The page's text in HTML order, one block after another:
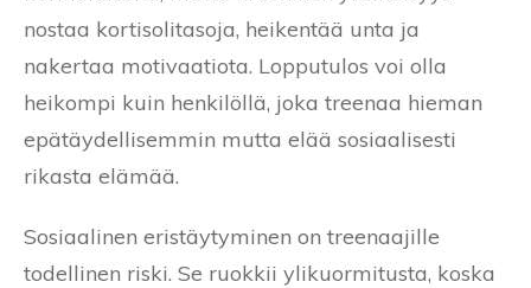
nostaa kortisolitasoja, heikentää unta ja
nakertaa motivaatiota. Lopputulos voi olla
heikompi kuin henkilöllä, joka treenaa hieman
epätäydellisemmin mutta elää sosiaalisesti
rikasta elämää.
Sosiaalinen eristäytyminen on treenaajille
todellinen riski. Se ruokkii ylikuormitusta, koska